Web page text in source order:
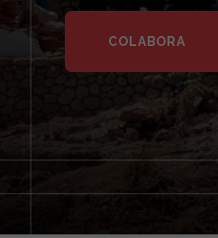
COLABORA